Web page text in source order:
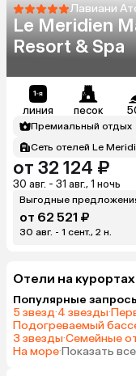
Лавиани
Le Meridien
Resort & Spa
линия песок
Премиальный отдых
Сеть отелей Le
от 32 124 ₽
30 авг. - 31 авг., 1 ночь
Выгодные
от 62 521 ₽
30 авг. - 1 сент., 2 н.
Отели на
Популярные
5 звезд·4 звезды·
Подогреваемый
3 звезды·Семейные
На море·Показать